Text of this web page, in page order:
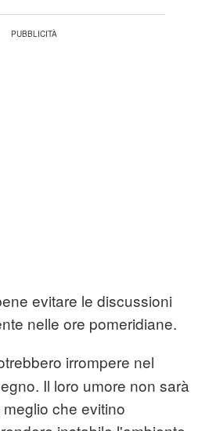
evitare le discussioni
nelle ore pomeridiane.
irrompere nel
Il loro umore non sarà
che evitino